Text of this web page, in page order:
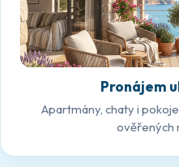
Pronájem
Apartmány, chaty i
ověřených